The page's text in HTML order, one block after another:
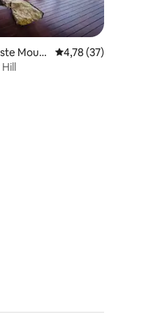
hodnotení: 29
Mount
Priemerné
4,78 (37)